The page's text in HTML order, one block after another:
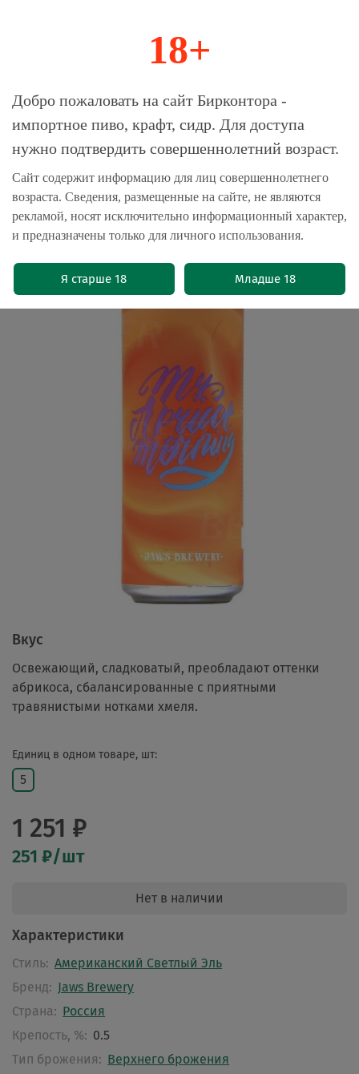
Магазин-Склад импортного пива, крафта и
Главная Бренды Пиво Jaws
Пиво Джоус Май Априкот Монинг /
Jaws My Apricot Morning 0.45 - банка
Единиц в одном товаре, шт:
5
1 251 ₽
251 ₽/шт
Нет в наличии
Характеристики
Стиль: Американский Светлый Эль
Бренд: Jaws Brewery
Страна: Россия
Крепость, %: 0.5
Тип брожения: Верхнего брожения
Вкус
Освежающий, сладковатый, преобладают оттенки
абрикоса, сбалансированные с приятными
травянистыми нотками хмеля.
18+
Добро пожаловать на сайт Бирконтора -
импортное пиво, крафт, сидр. Для доступа
нужно подтвердить совершеннолетний возраст.
Сайт содержит информацию для лиц совершеннолетнего
возраста. Сведения, размещенные на сайте, не являются
рекламой, носят исключительно информационный характер,
и предназначены только для личного использования.
Я старше 18 Младше 18